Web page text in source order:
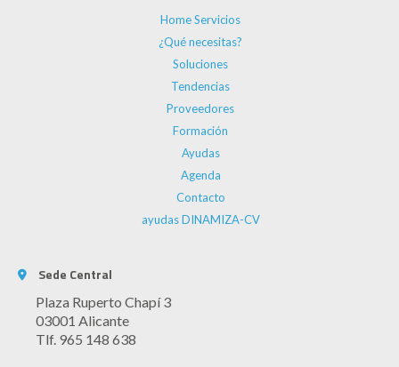
Home Servicios
¿Qué necesitas?
Soluciones
Tendencias
Proveedores
Formación
Ayudas
Agenda
Contacto
ayudas DINAMIZA-CV
Sede Central
Plaza Ruperto Chapí 3
03001 Alicante
Tlf. 965 148 638